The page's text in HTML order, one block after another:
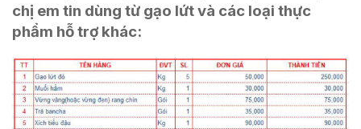
chị em tin dùng từ gạo lứt và các loại thực
phẩm hỗ trợ khác: